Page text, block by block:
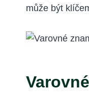
může být